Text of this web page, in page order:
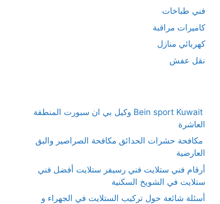
فني طباخات
كاميرات مراقبة
كهربائي منازل
نقل عفش
Bein sport Kuwait وكيل بي ان سبورت المنطقة
العاشرة
مكافحة حشرات الحدائق مكافحة الصراصير والبق
العارضية
أرقام فني ستلايت فني رسيفر ستلايت أفضل فني
ستلايت في الشويخ السكنية
أسئلة شائعة حول تركيب الستلايت في الجهراء و